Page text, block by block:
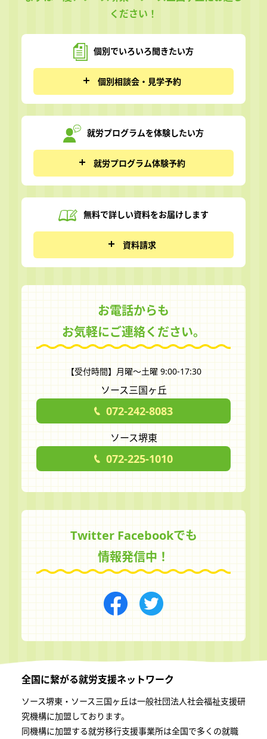
ください！
個別でいろいろ聞きたい方
個別相談会・見学予約
就労プログラムを体験したい方
就労プログラム体験予約
無料で詳しい資料をお届けします
資料請求
お電話からも
お気軽にご連絡ください。
【受付時間】月曜～土曜 9:00-17:30
ソース三国ヶ丘
072-242-8083
ソース堺東
072-225-1010
Twitter Facebookでも
情報発信中！
全国に繋がる就労支援ネットワーク
ソース堺東・ソース三国ヶ丘は一般社団法⼈社会福祉⽀援研
究機構に加盟しております。
同機構に加盟する就労移⾏⽀援事業所は全国で多くの就職